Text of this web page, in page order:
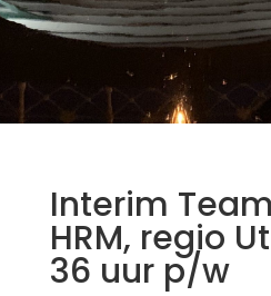
Interim
HRM, regio
36 uur p/w